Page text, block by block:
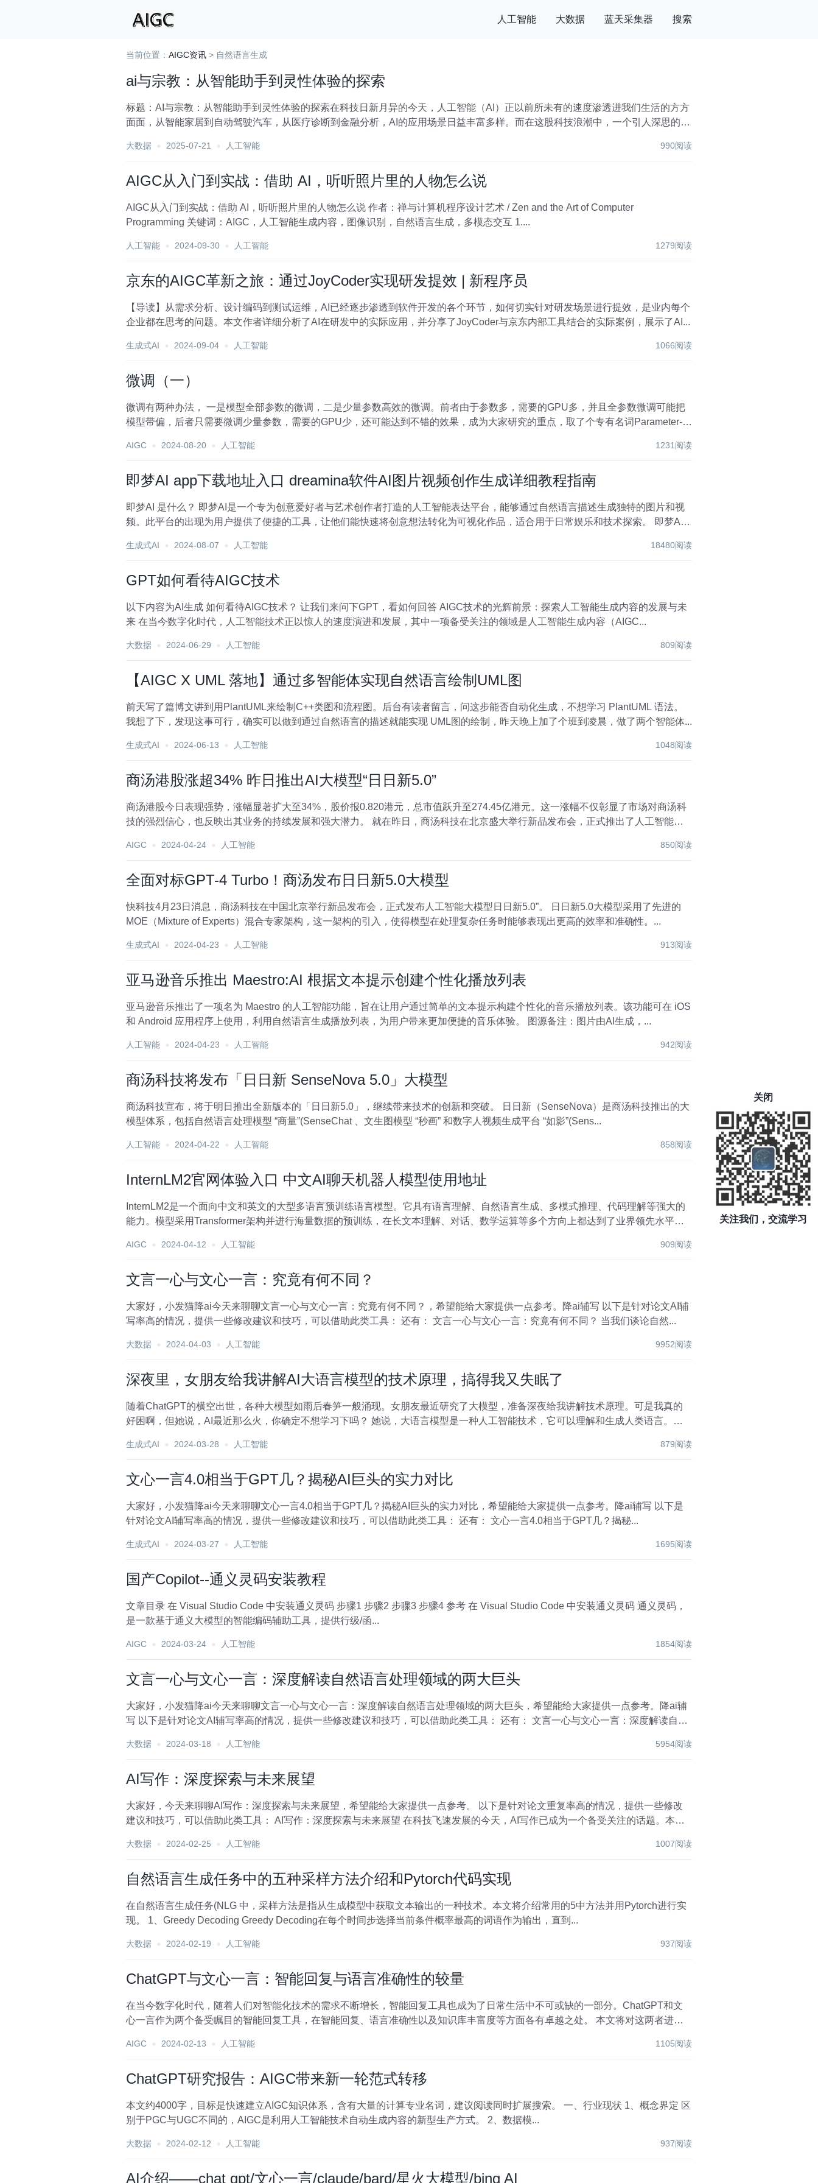
人工智能 大数据 蓝天采集器 搜索
当前位置： AIGC资讯 > 自然语言生成
ai与宗教：从智能助手到灵性体验的探索
标题：AI与宗教：从智能助手到灵性体验的探索在科技日新月异的今天，人工智能（AI）正以前所未有的速度渗透进我们生活的方方
面面，从智能家居到自动驾驶汽车，从医疗诊断到金融分析，AI的应用场景日益丰富多样。而在这股科技浪潮中，一个引人深思的问
大数据 2025-07-21 人工智能 990阅读
AIGC从入门到实战：借助 AI，听听照片里的人物怎么说
AIGC从入门到实战：借助 AI，听听照片里的人物怎么说 作者：禅与计算机程序设计艺术 / Zen and the Art of Computer
Programming 关键词：AIGC，人工智能生成内容，图像识别，自然语言生成，多模态交互 1....
人工智能 2024-09-30 人工智能 1279阅读
京东的AIGC革新之旅：通过JoyCoder实现研发提效 | 新程序员
【导读】从需求分析、设计编码到测试运维，AI已经逐步渗透到软件开发的各个环节，如何切实针对研发场景进行提效，是业内每个
企业都在思考的问题。本文作者详细分析了AI在研发中的实际应用，并分享了JoyCoder与京东内部工具结合的实际案例，展示了AI...
生成式AI 2024-09-04 人工智能 1066阅读
微调（一）
微调有两种办法， 一是模型全部参数的微调，二是少量参数高效的微调。前者由于参数多，需要的GPU多，并且全参数微调可能把
模型带偏，后者只需要微调少量参数，需要的GPU少，还可能达到不错的效果，成为大家研究的重点，取了个专有名词Parameter-
AIGC 2024-08-20 人工智能 1231阅读
即梦AI app下载地址入口 dreamina软件AI图片视频创作生成详细教程指南
即梦AI 是什么？ 即梦AI是一个专为创意爱好者与艺术创作者打造的人工智能表达平台，能够通过自然语言描述生成独特的图片和视
频。此平台的出现为用户提供了便捷的工具，让他们能快速将创意想法转化为可视化作品，适合用于日常娱乐和技术探索。 即梦AI
生成式AI 2024-08-07 人工智能 18480阅读
GPT如何看待AIGC技术
以下内容为AI生成 如何看待AIGC技术？ 让我们来问下GPT，看如何回答 AIGC技术的光辉前景：探索人工智能生成内容的发展与未
来 在当今数字化时代，人工智能技术正以惊人的速度演进和发展，其中一项备受关注的领域是人工智能生成内容（AIGC...
大数据 2024-06-29 人工智能 809阅读
【AIGC X UML 落地】通过多智能体实现自然语言绘制UML图
前天写了篇博文讲到用PlantUML来绘制C++类图和流程图。后台有读者留言，问这步能否自动化生成，不想学习 PlantUML 语法。
我想了下，发现这事可行，确实可以做到通过自然语言的描述就能实现 UML图的绘制，昨天晚上加了个班到凌晨，做了两个智能体...
生成式AI 2024-06-13 人工智能 1048阅读
商汤港股涨超34% 昨日推出AI大模型“日日新5.0”
商汤港股今日表现强势，涨幅显著扩大至34%，股价报0.820港元，总市值跃升至274.45亿港元。这一涨幅不仅彰显了市场对商汤科
技的强烈信心，也反映出其业务的持续发展和强大潜力。 就在昨日，商汤科技在北京盛大举行新品发布会，正式推出了人工智能大
AIGC 2024-04-24 人工智能 850阅读
全面对标GPT-4 Turbo！商汤发布日日新5.0大模型
快科技4月23日消息，商汤科技在中国北京举行新品发布会，正式发布人工智能大模型日日新5.0”。 日日新5.0大模型采用了先进的
MOE（Mixture of Experts）混合专家架构，这一架构的引入，使得模型在处理复杂任务时能够表现出更高的效率和准确性。...
生成式AI 2024-04-23 人工智能 913阅读
亚马逊音乐推出 Maestro:AI 根据文本提示创建个性化播放列表
亚马逊音乐推出了一项名为 Maestro 的人工智能功能，旨在让用户通过简单的文本提示构建个性化的音乐播放列表。该功能可在 iOS
和 Android 应用程序上使用，利用自然语言生成播放列表，为用户带来更加便捷的音乐体验。 图源备注：图片由AI生成，...
人工智能 2024-04-23 人工智能 942阅读
商汤科技将发布「日日新 SenseNova 5.0」大模型
商汤科技宣布，将于明日推出全新版本的「日日新5.0」，继续带来技术的创新和突破。 日日新（SenseNova）是商汤科技推出的大
模型体系，包括自然语言处理模型 “商量”(SenseChat 、文生图模型 “秒画” 和数字人视频生成平台 “如影”(Sens...
人工智能 2024-04-22 人工智能 858阅读
InternLM2官网体验入口 中文AI聊天机器人模型使用地址
InternLM2是一个面向中文和英文的大型多语言预训练语言模型。它具有语言理解、自然语言生成、多模式推理、代码理解等强大的
能力。模型采用Transformer架构并进行海量数据的预训练，在长文本理解、对话、数学运算等多个方向上都达到了业界领先水平。
AIGC 2024-04-12 人工智能 909阅读
文言一心与文心一言：究竟有何不同？
大家好，小发猫降ai今天来聊聊文言一心与文心一言：究竟有何不同？，希望能给大家提供一点参考。降ai辅写 以下是针对论文AI辅
写率高的情况，提供一些修改建议和技巧，可以借助此类工具： 还有： 文言一心与文心一言：究竟有何不同？ 当我们谈论自然...
大数据 2024-04-03 人工智能 9952阅读
深夜里，女朋友给我讲解AI大语言模型的技术原理，搞得我又失眠了
随着ChatGPT的横空出世，各种大模型如雨后春笋一般涌现。女朋友最近研究了大模型，准备深夜给我讲解技术原理。可是我真的
好困啊，但她说，AI最近那么火，你确定不想学习下吗？ 她说，大语言模型是一种人工智能技术，它可以理解和生成人类语言。这
生成式AI 2024-03-28 人工智能 879阅读
文心一言4.0相当于GPT几？揭秘AI巨头的实力对比
大家好，小发猫降ai今天来聊聊文心一言4.0相当于GPT几？揭秘AI巨头的实力对比，希望能给大家提供一点参考。降ai辅写 以下是
针对论文AI辅写率高的情况，提供一些修改建议和技巧，可以借助此类工具： 还有： 文心一言4.0相当于GPT几？揭秘...
生成式AI 2024-03-27 人工智能 1695阅读
国产Copilot--通义灵码安装教程
文章目录 在 Visual Studio Code 中安装通义灵码 步骤1 步骤2 步骤3 步骤4 参考 在 Visual Studio Code 中安装通义灵码 通义灵码，
是一款基于通义大模型的智能编码辅助工具，提供行级/函...
AIGC 2024-03-24 人工智能 1854阅读
文言一心与文心一言：深度解读自然语言处理领域的两大巨头
大家好，小发猫降ai今天来聊聊文言一心与文心一言：深度解读自然语言处理领域的两大巨头，希望能给大家提供一点参考。降ai辅
写 以下是针对论文AI辅写率高的情况，提供一些修改建议和技巧，可以借助此类工具： 还有： 文言一心与文心一言：深度解读自
大数据 2024-03-18 人工智能 5954阅读
AI写作：深度探索与未来展望
大家好，今天来聊聊AI写作：深度探索与未来展望，希望能给大家提供一点参考。 以下是针对论文重复率高的情况，提供一些修改
建议和技巧，可以借助此类工具： AI写作：深度探索与未来展望 在科技飞速发展的今天，AI写作已成为一个备受关注的话题。本文
大数据 2024-02-25 人工智能 1007阅读
自然语言生成任务中的五种采样方法介绍和Pytorch代码实现
在自然语言生成任务(NLG 中，采样方法是指从生成模型中获取文本输出的一种技术。本文将介绍常用的5中方法并用Pytorch进行实
现。 1、Greedy Decoding Greedy Decoding在每个时间步选择当前条件概率最高的词语作为输出，直到...
大数据 2024-02-19 人工智能 937阅读
ChatGPT与文心一言：智能回复与语言准确性的较量
在当今数字化时代，随着人们对智能化技术的需求不断增长，智能回复工具也成为了日常生活中不可或缺的一部分。ChatGPT和文
心一言作为两个备受瞩目的智能回复工具，在智能回复、语言准确性以及知识库丰富度等方面各有卓越之处。 本文将对这两者进行
AIGC 2024-02-13 人工智能 1105阅读
ChatGPT研究报告：AIGC带来新一轮范式转移
本文约4000字，目标是快速建立AIGC知识体系，含有大量的计算专业名词，建议阅读同时扩展搜索。 一、行业现状 1、概念界定 区
别于PGC与UGC不同的，AIGC是利用人工智能技术自动生成内容的新型生产方式。 2、数据模...
大数据 2024-02-12 人工智能 937阅读
AI介绍——chat gpt/文心一言/claude/bard/星火大模型/bing AI
关闭
关注我们，交流学习